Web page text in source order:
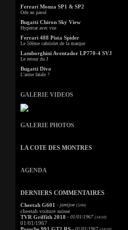
Ferrari Monza SP1 & SP2
Ode au passé
Bugatti Chiron Sky View
Hypercar avec vue
Ferrari 488 Pista Spider
Le 50ème cabriolet de la marque
Lamborghini Aventador LP770-4 SVJ
Le retour du J
Bugatti Divo
L'arme fatale ?
GALERIE VIDEOS
GALERIE PHOTOS
LA COTE DES MONTRES
AGENDA
DERNIERS COMMENTAIRES
Cheetah G601 - jamijoe (5/04)
cheetah voiture suisse
TVR Griffith 2018 - 01/01/1967 (14/10)
01/01/1967
- 01/01/1967